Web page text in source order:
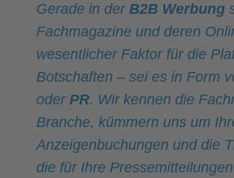
Gerade in der B2B Werbung
Fachmagazine und deren
wesentlicher Faktor für die
Botschaften – sei es in Form
oder PR. Wir kennen die
Branche, kümmern uns um
Anzeigenbuchungen und die
die für Ihre